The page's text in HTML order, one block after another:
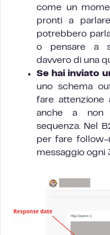
come un
pronti a
potrebbero
o pensare a
davvero di una
Se hai inviato
uno schema
fare attenzione
anche a non
sequenza. Nel
per fare follow-
messaggio ogni